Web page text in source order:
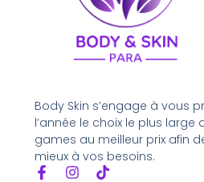
Body Skin s’engage à vous
l’année le choix le plus large
games au meilleur prix afin
mieux à vos besoins.